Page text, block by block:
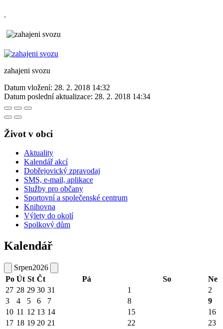
.
zahajeni svozu
Datum vložení: 28. 2. 2018 14:32
Datum poslední aktualizace: 28. 2. 2018 14:34
Život v obci
Aktuality
Kalendář akcí
Dobřejovický zpravodaj
SMS, e-mail, aplikace
Služby pro občany
Sportovní a společenské centrum
Knihovna
Výlety do okolí
Spolkový dům
Kalendář
Srpen2026
Po Út St Čt Pá So
Ne
27 28 29 30 31 1
2
3
4 5 6 7 8
9
10 11 12 13 14 15
16
17 18 19 20 21 22 23